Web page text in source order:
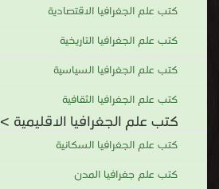
كتب علم الجغرافيا الاقتصادية
كتب علم الجغرافيا التاريخية
كتب علم الجغرافيا السياسية
كتب علم الجغرافيا الثقافية
كتب علم الجغرافيا الاقليمية >
كتب علم الجغرافيا السكانية
كتب علم جغرافيا المدن